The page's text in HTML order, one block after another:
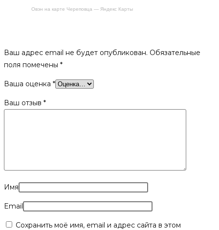
Овэн на карте Череповца — Яндекс Карты
Ваш адрес email не будет опубликован. Обязательные
поля помечены *
Ваша оценка *
Ваш отзыв *
Имя
Email
Сохранить моё имя, email и адрес сайта в этом